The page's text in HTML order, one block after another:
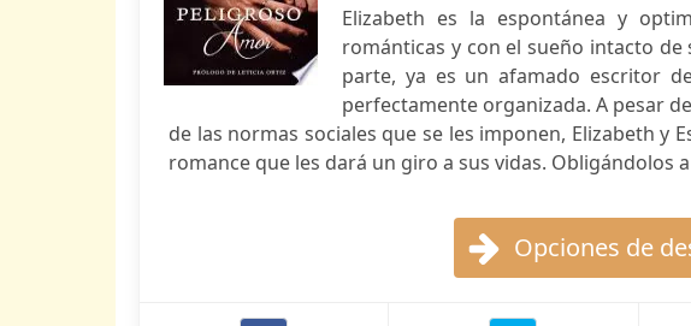
Elizabeth es la espontánea y
románticas y con el sueño intacto
parte, ya es un afamado escritor
perfectamente organizada. A pesar
de las normas sociales que se les imponen, Elizabeth y
romance que les dará un giro a sus vidas. Obligándolos
Opciones de